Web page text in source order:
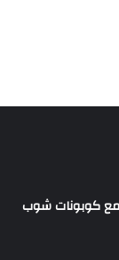
كوبونات شوب